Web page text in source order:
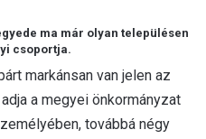
ma már olyan településen
csoportja.
markánsan van jelen az
a megyei önkormányzat
továbbá négy